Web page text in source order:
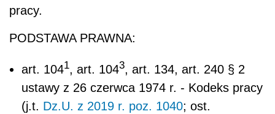
pracy.
PODSTAWA PRAWNA:
art. 1041, art. 1043, art. 134, art. 240 § 2
ustawy z 26 czerwca 1974 r. - Kodeks pracy
(j.t. Dz.U. z 2019 r. poz. 1040; ost.